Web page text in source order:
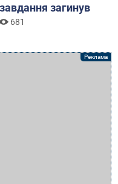
загинув
681